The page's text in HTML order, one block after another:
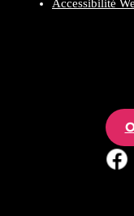
Accessibilité